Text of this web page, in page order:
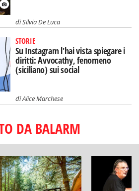
diSilvia De Luca
STORIE
Su Instagram l'hai vista spiegare i
diritti: Avvocathy, fenomeno
(siciliano) sui social
diAlice Marchese
DA BALARM